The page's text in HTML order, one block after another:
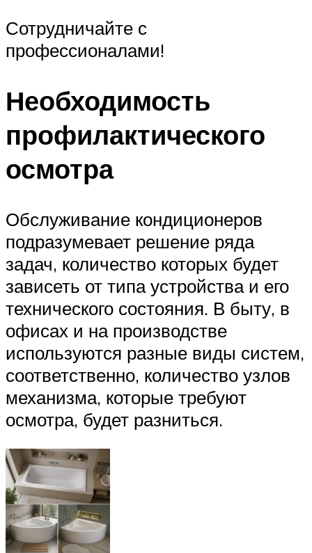
Сотрудничайте с
профессионалами!
Необходимость
профилактического
осмотра
Обслуживание кондиционеров
подразумевает решение ряда
задач, количество которых будет
зависеть от типа устройства и его
технического состояния. В быту, в
офисах и на производстве
используются разные виды систем,
соответственно, количество узлов
механизма, которые требуют
осмотра, будет разниться.